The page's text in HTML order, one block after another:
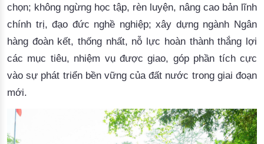
chọn; không ngừng học tập, rèn luyện, nâng cao bản lĩnh
chính trị, đạo đức nghề nghiệp; xây dựng ngành Ngân
hàng đoàn kết, thống nhất, nỗ lực hoàn thành thắng lợi
các mục tiêu, nhiệm vụ được giao, góp phần tích cực
vào sự phát triển bền vững của đất nước trong giai đoạn
mới.